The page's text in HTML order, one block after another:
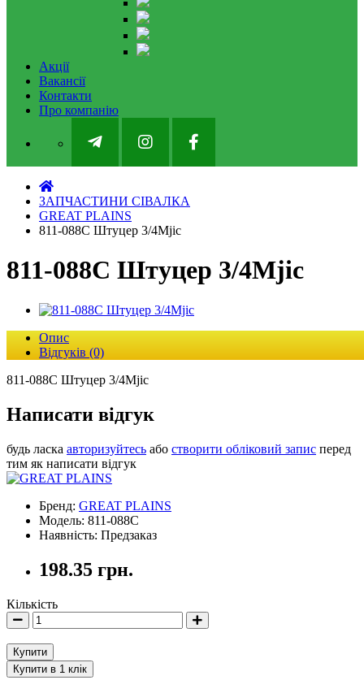
Акції
Вакансії
Контакти
Про компанію
ЗАПЧАСТИНИ СІВАЛКА
GREAT PLAINS
811-088C Штуцер 3/4Mjic
811-088C Штуцер 3/4Mjic
Опис
Відгуків (0)
811-088C Штуцер 3/4Mjic
Написати відгук
будь ласка авторизуйтесь або створити обліковий запис перед
тим як написати відгук
Бренд: GREAT PLAINS
Модель: 811-088C
Наявність: Предзаказ
198.35 грн.
Кількість
Купити
Купити в 1 клік